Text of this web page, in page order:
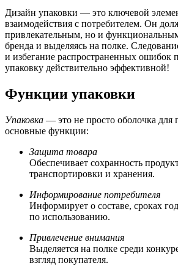
Дизайн упаковки — это ключевой
взаимодействия с потребителем. Он
привлекательным, но и
бренда и выделяясь на полке.
и избегание распространенных ошибок
упаковку действительно эффективной!
Функции упаковки
Упаковка — это не просто оболочка для
основные функции:
Защита товара
Обеспечивает сохранность
транспортировки и хранения.
Информирование потребителя
Информирует о составе, сроках
по использованию.
Привлечение внимания
Выделяется на полке среди
взгляд покупателя.